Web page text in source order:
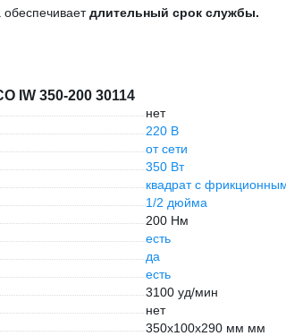
длительный срок службы.
IW 350-200 30114
нет
220 В
от сети
350 Вт
квадрат с
1/2 дюйма
200 Нм
есть
да
есть
3100 уд/мин
нет
350x100x290 мм мм